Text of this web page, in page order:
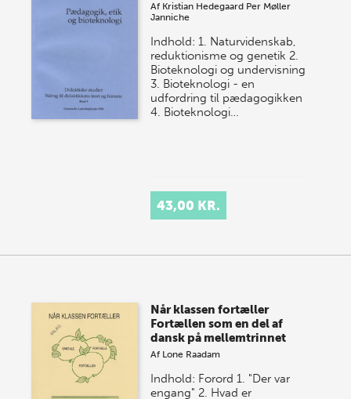
Af Kristian Hedegaard Per Møller
Janniche
Indhold: 1. Naturvidenskab,
reduktionisme og genetik 2.
Bioteknologi og undervisning
3. Bioteknologi - en
udfordring til pædagogikken
4. Bioteknologi…
43,00 KR.
Når klassen fortæller
Fortællen som en del af
dansk på mellemtrinnet
Af Lone Raadam
Indhold: Forord 1. "Der var
engang" 2. Hvad er